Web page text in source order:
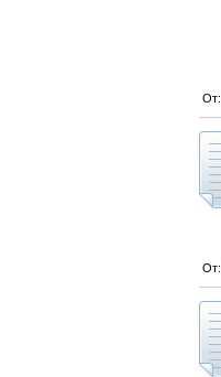
От:
От: